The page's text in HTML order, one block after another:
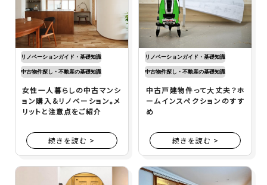
リノベーションガイド・基礎知識
中古物件探し・不動産の基礎知識
女性一人暮らしの中古マンシ
ョン購入&リノベーション。メ
リットと注意点をご紹介
続きを読む >
リノベーションガイド・基礎知識
中古物件探し・不動産の基礎知識
中古戸建物件って大丈夫？ホ
ームインスペクションのすす
め
続きを読む >